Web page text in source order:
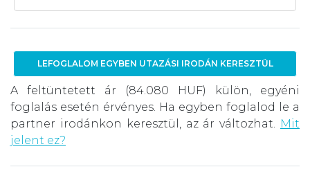
LEFOGLALOM EGYBEN UTAZÁSI IRODÁN KERESZTÜL
A feltüntetett ár (84.080 HUF) külön, egyéni
foglalás esetén érvényes. Ha egyben foglalod le a
partner irodánkon keresztül, az ár változhat. Mit
jelent ez?